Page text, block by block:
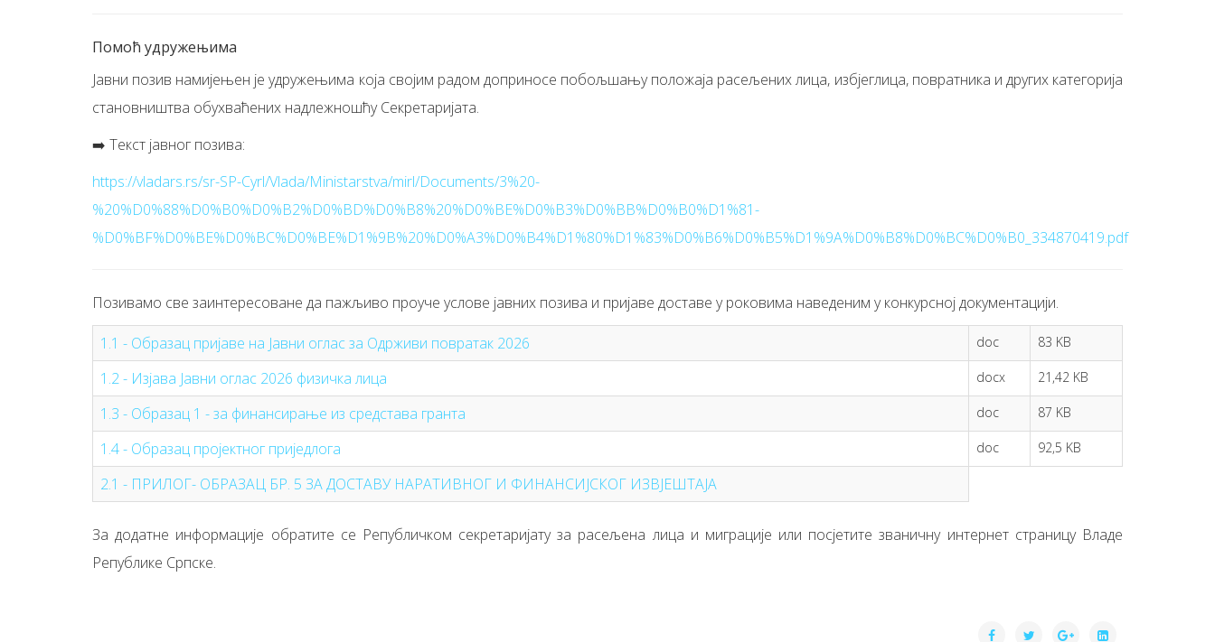
Помоћ удружењима
Јавни позив намијењен је удружењима која својим радом доприносе побољшању положаја расељених лица, избјеглица, повратника и других категорија
становништва обухваћених надлежношћу Секретаријата.
➡️ Текст јавног позива:
https://vladars.rs/sr-SP-Cyrl/Vlada/Ministarstva/mirl/Documents/3%20-
%20%D0%88%D0%B0%D0%B2%D0%BD%D0%B8%20%D0%BE%D0%B3%D0%BB%D0%B0%D1%81-
%D0%BF%D0%BE%D0%BC%D0%BE%D1%9B%20%D0%A3%D0%B4%D1%80%D1%83%D0%B6%D0%B5%D1%9A%D0%B8%D0%BC%D0%B0_334870419.pdf
Позивамо све заинтересоване да пажљиво проуче услове јавних позива и пријаве доставе у роковима наведеним у конкурсној документацији.
1.1 - Oбразац пријаве на Jавни оглас за Одрживи повратак 2026 doc 83 KB
1.2 - Изјава Јавни оглас 2026 физичка лица docx 21,42 KB
1.3 - Образац 1 - за финансирање из средстава гранта doc 87 KB
1.4 - Образац пројектног приједлога doc 92,5 KB
2.1 - ПРИЛОГ- ОБРАЗАЦ БР. 5 ЗА ДОСТАВУ НАРАТИВНОГ И ФИНАНСИЈСКОГ ИЗВЈЕШТАЈА
За додатне информације обратите се Републичком секретаријату за расељена лица и миграције или посјетите званичну интернет страницу Владе
Републике Српске.